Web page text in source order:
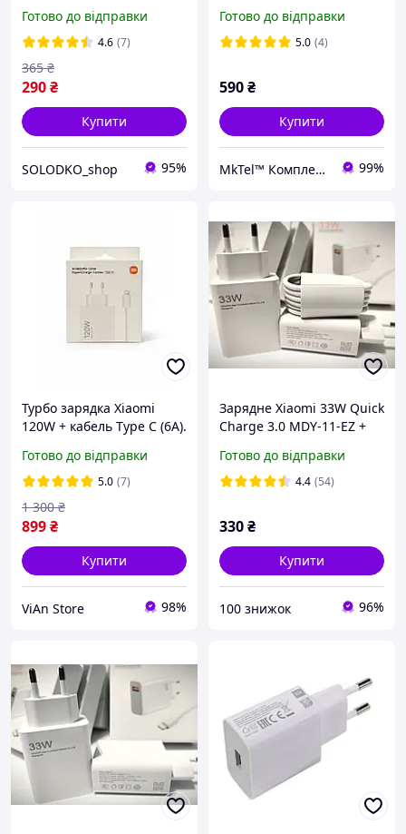
блочок для заряджання
телефона 67 W TIP
Готово до відправки
4.6 (7)
290₴
365 ₴
Купити
SOLODKO_shop 95%
Оригинал (470400000D1D)
Готово до відправки
5.0 (4)
590₴
Купити
MkTel™ Комплектуючі для мобільних телефонів 99%
Турбо зарядка Xiaomi
120W + кабель Type C (6A).
100см
Готово до відправки
5.0 (7)
899₴
1 300 ₴
Купити
ViAn Store 98%
Зарядне Xiaomi 33W Quick
Charge 3.0 MDY-11-EZ +
Готово до відправки
4.4 (54)
330₴
Купити
100 знижок 96%